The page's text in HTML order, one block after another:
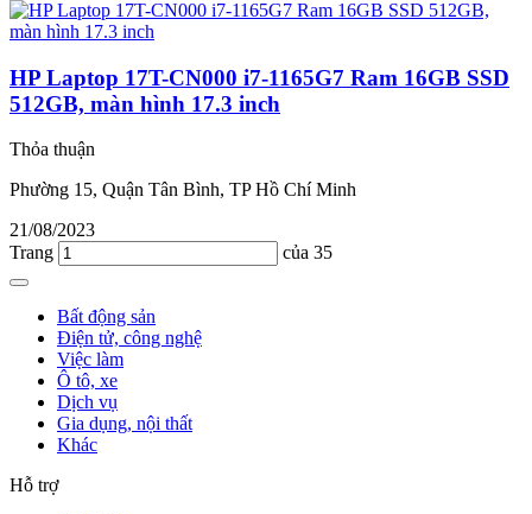
HP Laptop 17T-CN000 i7-1165G7 Ram 16GB SSD
512GB, màn hình 17.3 inch
Thỏa thuận
Phường 15, Quận Tân Bình, TP Hồ Chí Minh
21/08/2023
Trang
của 35
Bất động sản
Điện tử, công nghệ
Việc làm
Ô tô, xe
Dịch vụ
Gia dụng, nội thất
Khác
Hỗ trợ